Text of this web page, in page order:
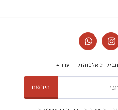
חבילות אלכוהול עוד
הירשם